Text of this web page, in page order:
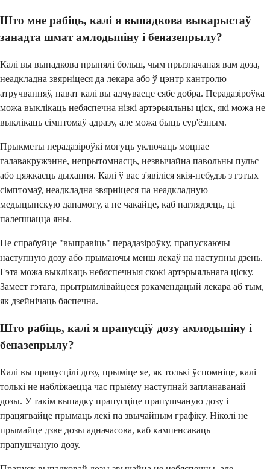
Што мне рабіць, калі я выпадкова выкарыстаў
занадта шмат амлодыпіну і беназепрылу?
Калі вы выпадкова прынялі больш, чым прызначаная вам доза,
неадкладна звярніцеся да лекара або ў цэнтр кантролю
атручванняў, нават калі вы адчуваеце сябе добра. Перадазіроўка
можа выклікаць небяспечна нізкі артэрыяльны ціск, які можа не
выклікаць сімптомаў адразу, але можа быць сур'ёзным.
Прыкметы перадазіроўкі могуць уключаць моцнае
галавакружэнне, непрытомнасць, незвычайна павольны пульс
або цяжкасць дыхання. Калі ў вас з'явіліся якія-небудзь з гэтых
сімптомаў, неадкладна звярніцеся па неадкладную
медыцынскую дапамогу, а не чакайце, каб паглядзець, ці
палепшацца яны.
Не спрабуйце "выправіць" перадазіроўку, прапускаючы
наступную дозу або прымаючы менш лекаў на наступны дзень.
Гэта можа выклікаць небяспечныя скокі артэрыяльнага ціску.
Замест гэтага, прытрымлівайцеся рэкамендацый лекара аб тым,
як дзейнічаць бяспечна.
Што рабіць, калі я прапусціў дозу амлодыпіну і
беназепрылу?
Калі вы прапусцілі дозу, прыміце яе, як толькі ўспомніце, калі
толькі не набліжаецца час прыёму наступнай запланаванай
дозы. У такім выпадку прапусціце прапушчаную дозу і
працягвайце прымаць лекі па звычайным графіку. Ніколі не
прымайце дзве дозы адначасова, каб кампенсаваць
прапушчаную дозу.